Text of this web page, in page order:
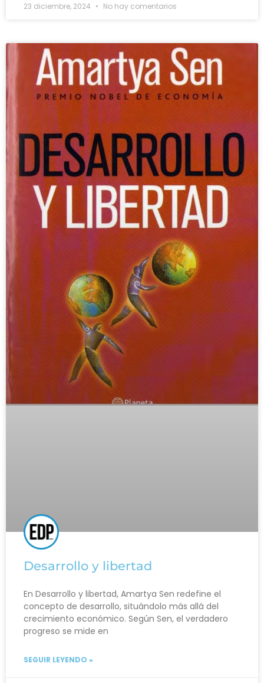
23 diciembre, 2024 No hay comentarios
Desarrollo y libertad
En Desarrollo y libertad, Amartya Sen redefine el
concepto de desarrollo, situándolo más allá del
crecimiento económico. Según Sen, el verdadero
progreso se mide en
SEGUIR LEYENDO »